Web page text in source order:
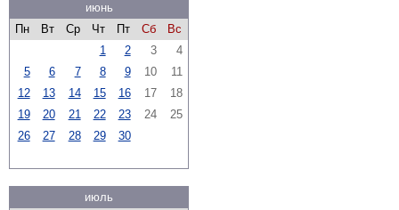
июнь
Пн
Вт Ср Чт Пт Сб
Вс
1
2 3
4
5
6 7 8 9 10
11
12
13 14 15 16 17
18
19
20 21 22 23 24
25
26
27 28 29 30
июль